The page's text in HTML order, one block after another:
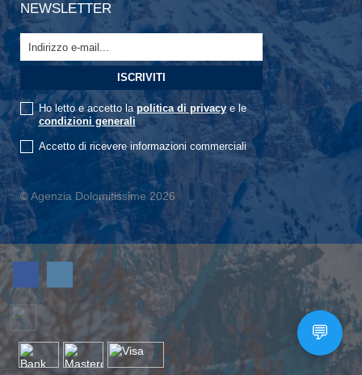
NEWSLETTER
Ho letto e accetto la politica di privacye le
condizioni generali
Accetto di ricevere informazioni commerciali
© Agenzia Dolomitissime 2026